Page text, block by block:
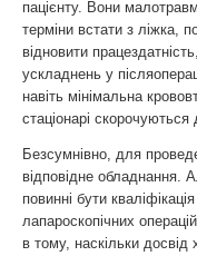
пацієнту. Вони
терміни встати з ліжка,
відновити
ускладнень у
навіть мінімальна
стаціонарі скорочуються
Безсумнівно, для
відповідне обладнання.
повинні бути
лапароскопічних
в тому, наскільки досвід